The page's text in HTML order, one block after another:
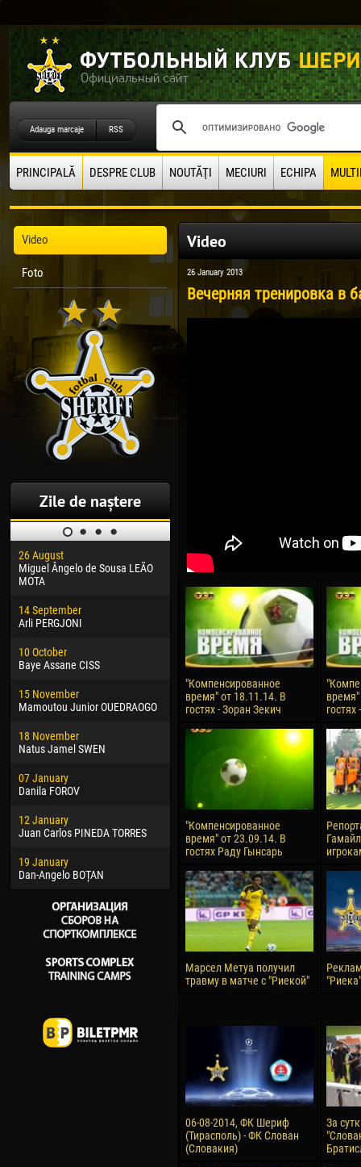
Adauga marcaje RSS
PRINCIPALĂ DESPRE CLUB NOUTĂŢI MECIURI ECHIPA
Video
Foto
Zile de naștere
26 August
Miguel Ângelo de Sousa LEÃO
MOTA
14 September
Arli PERGJONI
10 October
Baye Assane CISS
15 November
Mamoutou Junior OUEDRAOGO
18 November
Natus Jamel SWEN
07 January
Danila FOROV
12 January
Juan Carlos PINEDA TORRES
19 January
Dan-Angelo BOȚAN
30 January
Dhoraso Moreo KLAS
24 February
Vladislav COSTIN
02 March
Veaceslav COZMA
09 March
Emmanuel AFETSE
Jayder Moreno ASPRILLA
Samba KONÉ
26 March
Vitor Hugo Morais de OLIVEIRA
28 March
Raí LOPES DE OLIVEIRA
04
13
24
15
28
10
15
Ivan
Video
26 January 2013
Вечерняя тренировка в
"Компенсированное
время" от 18.11.14. В
гостях - Зоран Зекич
"Компенсированное
время" от 23.09.14. В
гостях Раду Гынсарь
Марсел Метуа получил
травму в матче с "Риекой"
"Риека"
06-08-2014, ФК Шериф
(Тирасполь) - ФК Слован
(Словакия)
За